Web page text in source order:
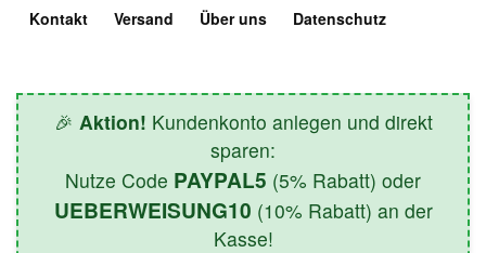
Kontakt Versand Über uns Datenschutz
🎉 Aktion! Kundenkonto anlegen und direkt
sparen:
Nutze Code PAYPAL5 (5% Rabatt) oder
UEBERWEISUNG10 (10% Rabatt) an der
Kasse!